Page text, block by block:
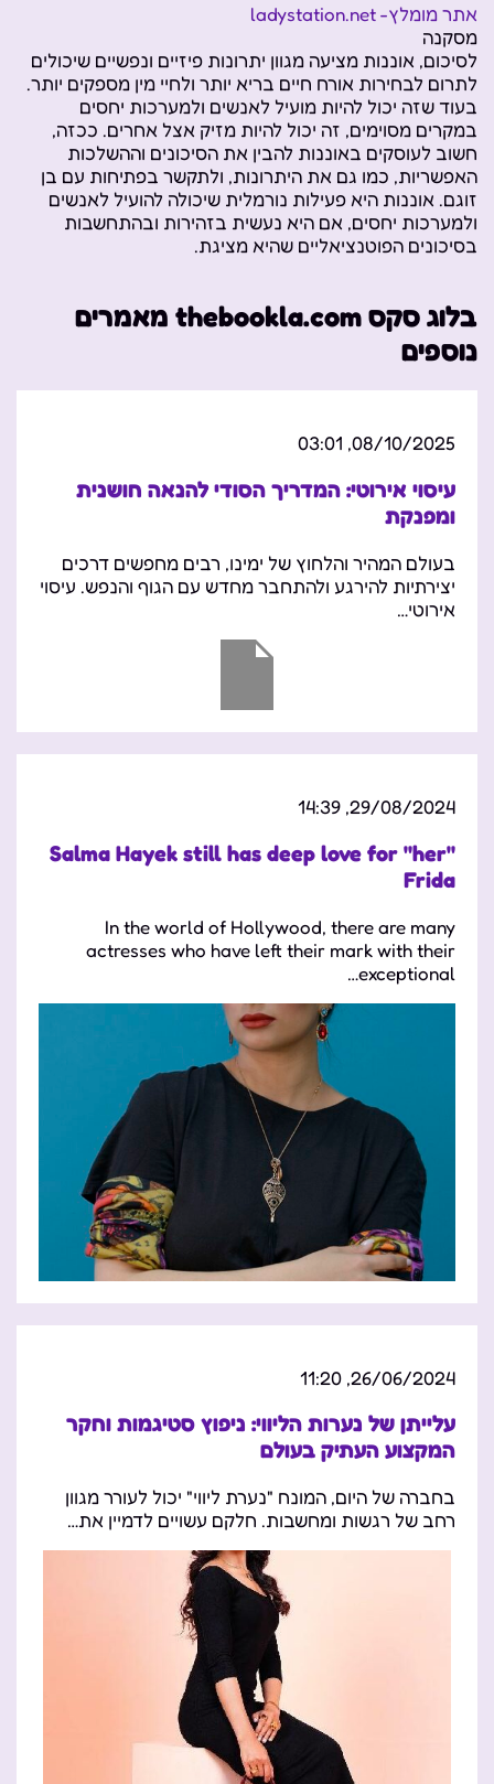
אתר מומלץ- ladystation.net
מסקנה
לסיכום, אוננות מציעה מגוון יתרונות פיזיים ונפשיים שיכולים
לתרום לבחירות אורח חיים בריא יותר ולחיי מין מספקים יותר.
בעוד שזה יכול להיות מועיל לאנשים ולמערכות יחסים
במקרים מסוימים, זה יכול להיות מזיק אצל אחרים. ככזה,
חשוב לעוסקים באוננות להבין את הסיכונים וההשלכות
האפשריות, כמו גם את היתרונות, ולתקשר בפתיחות עם בן
זוגם. אוננות היא פעילות נורמלית שיכולה להועיל לאנשים
ולמערכות יחסים, אם היא נעשית בזהירות ובהתחשבות
בסיכונים הפוטנציאליים שהיא מציגת.
בלוג סקס thebookla.com מאמרים
נוספים
08/10/2025, 03:01
עיסוי אירוטי: המדריך הסודי להנאה חושנית
ומפנקת
בעולם המהיר והלחוץ של ימינו, רבים מחפשים דרכים
יצירתיות להירגע ולהתחבר מחדש עם הגוף והנפש. עיסוי
אירוטי…
29/08/2024, 14:39
Salma Hayek still has deep love for "her"
Frida
In the world of Hollywood, there are many
actresses who have left their mark with their
exceptional…
26/06/2024, 11:20
עלייתן של נערות הליווי: ניפוץ סטיגמות וחקר
המקצוע העתיק בעולם
בחברה של היום, המונח "נערת ליווי" יכול לעורר מגוון
רחב של רגשות ומחשבות. חלקם עשויים לדמיין את…